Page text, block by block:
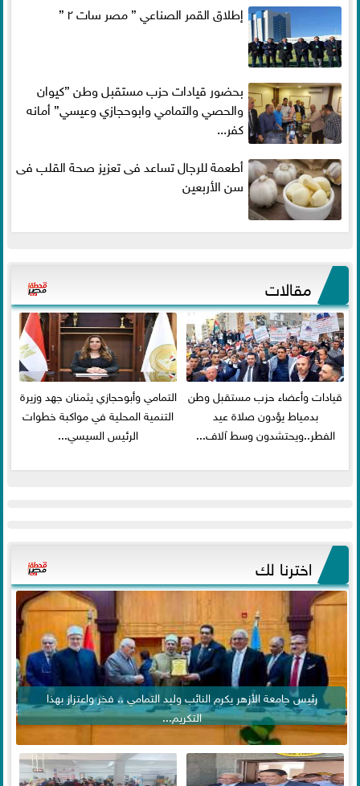
إطلاق القمر الصناعي ” مصر سات ٢ ”
بحضور قيادات حزب مستقبل وطن ”كيوان
والحصي والتمامي وابوحجازي وعيسي” أمانه
كفر...
أطعمة للرجال تساعد فى تعزيز صحة القلب فى
سن الأربعين
مقالات
قيادات وأعضاء حزب مستقبل وطن
بدمياط يؤدون صلاة عيد
الفطر..ويحتشدون وسط آلاف...
التمامي وأبوحجازي يثمنان جهد وزيرة
التنمية المحلية في مواكبة خطوات
الرئيس السيسي...
اخترنا لك
رئيس جامعة الأزهر يكرم النائب وليد التمامي .. فخر واعتزاز بهذا
التكريم...